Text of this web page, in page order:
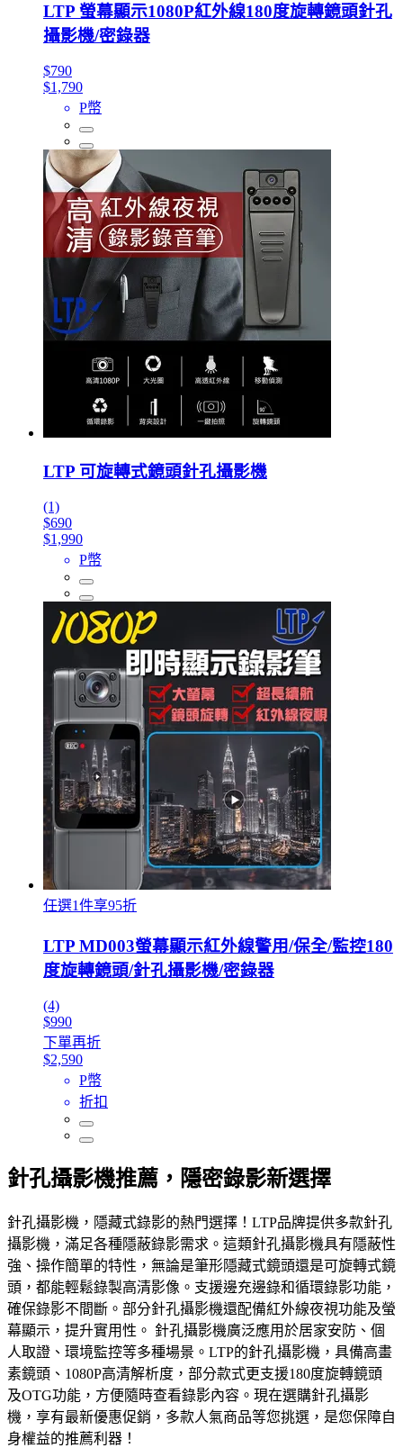
LTP 螢幕顯示1080P紅外線180度旋轉鏡頭針孔
攝影機/密錄器
$790
$1,790
P幣
LTP 可旋轉式鏡頭針孔攝影機
(1)
$690
$1,990
P幣
任選1件享95折
LTP MD003螢幕顯示紅外線警用/保全/監控180
度旋轉鏡頭/針孔攝影機/密錄器
(4)
$990
下單再折
$2,590
P幣
折扣
針孔攝影機推薦，隱密錄影新選擇
針孔攝影機，隱藏式錄影的熱門選擇！LTP品牌提供多款針孔
攝影機，滿足各種隱蔽錄影需求。這類針孔攝影機具有隱蔽性
強、操作簡單的特性，無論是筆形隱藏式鏡頭還是可旋轉式鏡
頭，都能輕鬆錄製高清影像。支援邊充邊錄和循環錄影功能，
確保錄影不間斷。部分針孔攝影機還配備紅外線夜視功能及螢
幕顯示，提升實用性。 針孔攝影機廣泛應用於居家安防、個
人取證、環境監控等多種場景。LTP的針孔攝影機，具備高畫
素鏡頭、1080P高清解析度，部分款式更支援180度旋轉鏡頭
及OTG功能，方便隨時查看錄影內容。現在選購針孔攝影
機，享有最新優惠促銷，多款人氣商品等您挑選，是您保障自
身權益的推薦利器！